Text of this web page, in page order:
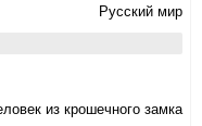
Русский мир
из крошечного замка